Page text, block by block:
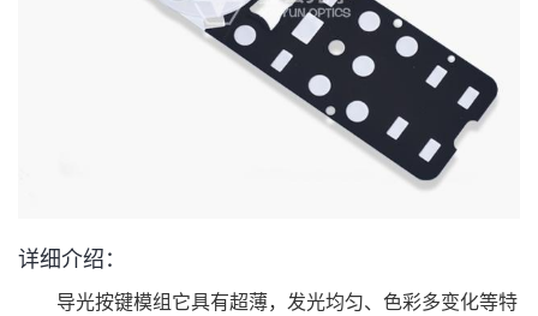
详细介绍：
导光按键模组它具有超薄，发光均匀、色彩多变化等特